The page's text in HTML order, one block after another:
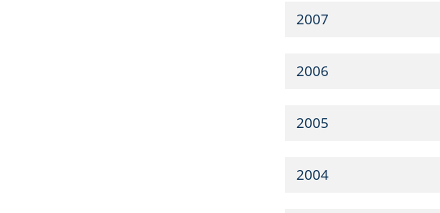
2007
2006
2005
2004